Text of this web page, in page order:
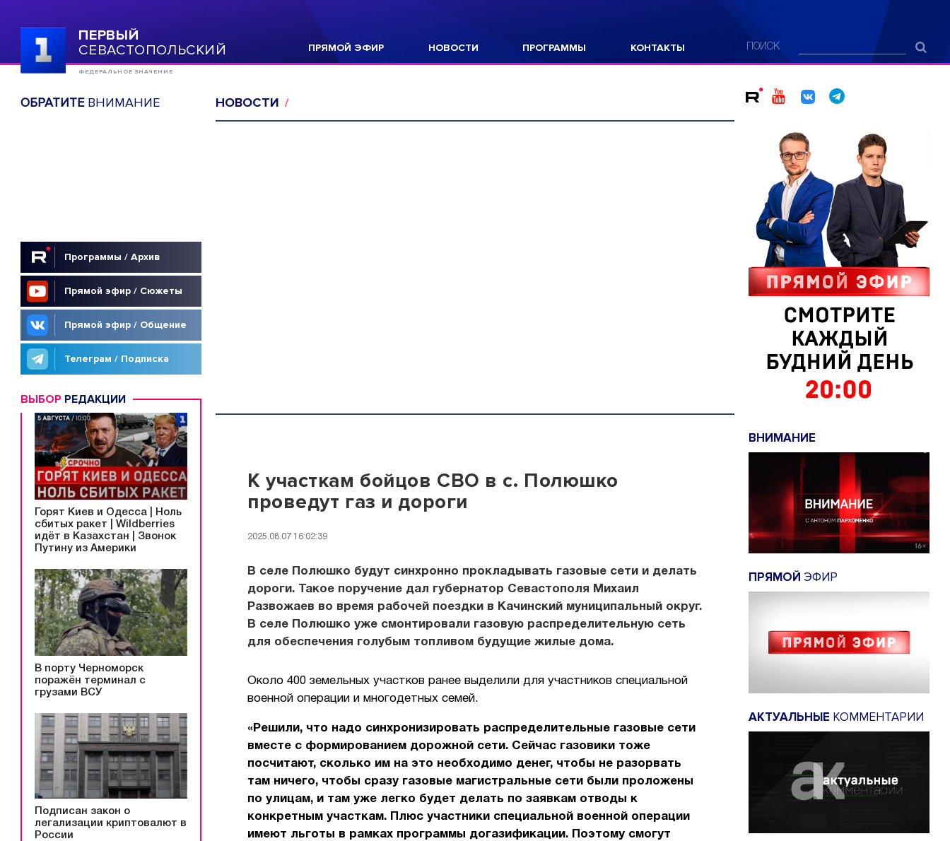
ПЕРВЫЙ
СЕВАСТОПОЛЬСКИЙ
ФЕДЕРАЛЬНОЕ ЗНАЧЕНИЕ
ПРЯМОЙ ЭФИР НОВОСТИ ПРОГРАММЫ КОНТАКТЫ ПОИСК
ОБРАТИТЕВНИМАНИЕ
Программы / Архив
Прямой эфир / Сюжеты
Прямой эфир / Общение
Телеграм / Подписка
ВЫБОР РЕДАКЦИИ
Горят Киев и Одесса | Ноль
сбитых ракет | Wildberries
идёт в Казахстан | Звонок
Путину из Америки
В порту Черноморск
поражён терминал с
грузами ВСУ
Подписан закон о
легализации криптовалют в
России
НОВОСТИ
К участкам бойцов СВО в с. Полюшко
проведут газ и дороги
2025.08.07 16:02:39
В селе Полюшко будут синхронно прокладывать газовые сети и делать
дороги. Такое поручение дал губернатор Севастополя Михаил
Развожаев во время рабочей поездки в Качинский муниципальный округ.
В селе Полюшко уже смонтировали газовую распределительную сеть
для обеспечения голубым топливом будущие жилые дома.
Около 400 земельных участков ранее выделили для участников специальной
военной операции и многодетных семей.
«Решили, что надо синхронизировать распределительные газовые сети
вместе с формированием дорожной сети. Сейчас газовики тоже
посчитают, сколько им на это необходимо денег, чтобы не разорвать
там ничего, чтобы сразу газовые магистральные сети были проложены
по улицам, и там уже легко будет делать по заявкам отводы к
конкретным участкам. Плюс участники специальной военной операции
имеют льготы в рамках программы догазификации. Поэтому смогут
ВНИМАНИЕ
ПРЯМОЙ ЭФИР
АКТУАЛЬНЫЕ КОММЕНТАРИИ